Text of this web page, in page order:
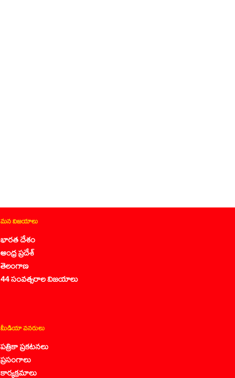
మన విజయాలు
భారత దేశం
ఆంధ్ర ప్రదేశ్
తెలంగాణ
44 సంవత్సరాల విజయాలు
మీడియా వనరులు
పత్రికా ప్రకటనలు
ప్రసంగాలు
కార్యక్రమాలు